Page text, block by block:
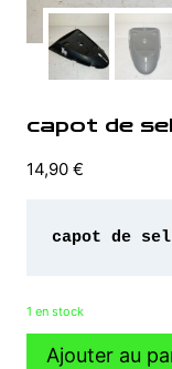
capot de
14,90 €
capot de
1 en stock
quantité
Ajouter au